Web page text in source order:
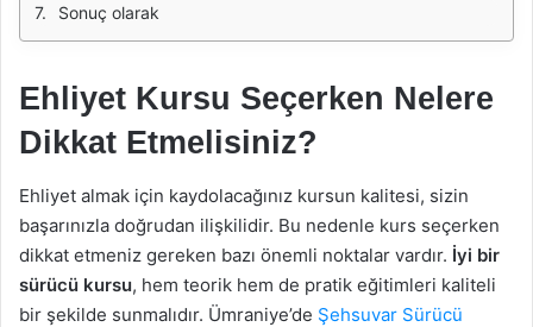
Sonuç olarak
Ehliyet Kursu Seçerken Nelere
Dikkat Etmelisiniz?
Ehliyet almak için kaydolacağınız kursun kalitesi, sizin
başarınızla doğrudan ilişkilidir. Bu nedenle kurs seçerken
dikkat etmeniz gereken bazı önemli noktalar vardır. İyi bir
sürücü kursu, hem teorik hem de pratik eğitimleri kaliteli
bir şekilde sunmalıdır. Ümraniye’de Şehsuvar Sürücü